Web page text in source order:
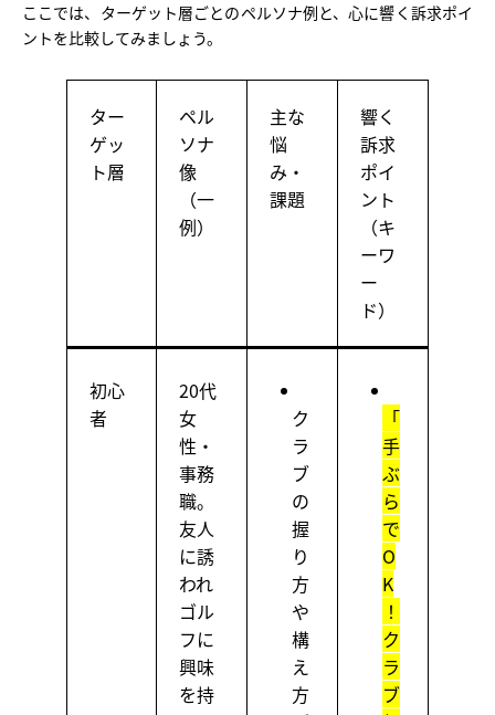
ここでは、ターゲット層ごとのペルソナ例と、心に響く訴求ポイ
ントを比較してみましょう。
ター
ゲッ
ト層
ペル
ソナ
像
（一
例）
主な
悩
み・
課題
響く
訴求
ポイ
ント
（キ
ーワ
ー
ド）
初心
者
20代
女
性・
事務
職。
友人
に誘
われ
ゴル
フに
興味
を持
ク
ラ
ブ
の
握
り
方
や
構
え
方
「
手
ぶ
ら
で
O
K
！
ク
ラ
ブ